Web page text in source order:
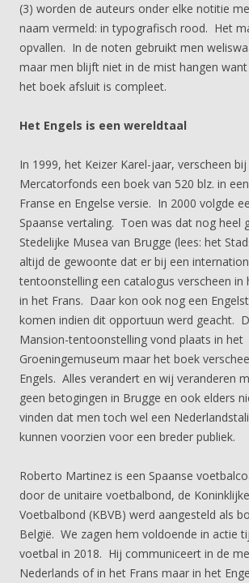
(3) worden de auteurs onder elke notitie
naam vermeld: in typografisch rood. Het
opvallen. In de noten gebruikt men
maar men blijft niet in de mist hangen
het boek afsluit is compleet.
Het Engels is een wereldtaal
In 1999, het Keizer Karel-jaar, verscheen
Mercatorfonds een boek van 520 blz. in
Franse en Engelse versie. In 2000 volgde
Spaanse vertaling. Toen was dat nog heel
Stedelijke Musea van Brugge (lees: het
altijd de gewoonte dat er bij een
tentoonstelling een catalogus verscheen in
in het Frans. Daar kon ook nog een
komen indien dit opportuun werd geacht.
Mansion-tentoonstelling vond plaats in het
Groeningemuseum maar het boek
Engels. Alles verandert en wij veranderen
geen betogingen in Brugge en ook elders
vinden dat men toch wel een
kunnen voorzien voor een breder publiek.
Roberto Martinez is een Spaanse
door de unitaire voetbalbond, de
Voetbalbond (KBVB) werd aangesteld als
België. We zagen hem voldoende in actie
voetbal in 2018. Hij communiceert in de
Nederlands of in het Frans maar in het